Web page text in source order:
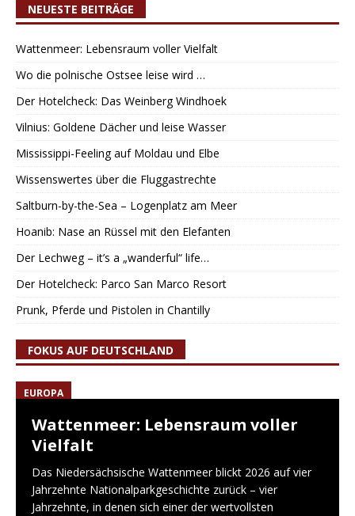
NEUESTE BEITRÄGE
Wattenmeer: Lebensraum voller Vielfalt
Wo die polnische Ostsee leise wird …
Der Hotelcheck: Das Weinberg Windhoek
Vilnius: Goldene Dächer und leise Wasser
Mississippi-Feeling auf Moldau und Elbe
Wissenswertes über die Fluggastrechte
Saltburn-by-the-Sea – Logenplatz am Meer
Hoanib: Nase an Rüssel mit den Elefanten
Der Lechweg – it’s a „wanderful“ life…
Der Hotelcheck: Parco San Marco Resort
Prunk, Pferde und Pistolen in Chantilly
FOKUS AUF DEUTSCHLAND
EUROPA
Wattenmeer: Lebensraum voller
Vielfalt
Das Niedersächsische Wattenmeer blickt 2026 auf vier
Jahrzehnte Nationalparkgeschichte zurück – vier
Jahrzehnte, in denen sich einer der wertvollsten